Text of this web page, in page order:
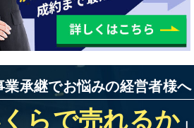
業承継でお悩みの経営者様へ
らで売れるか 」